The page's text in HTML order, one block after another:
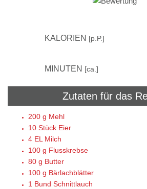
KALORIEN [p.P.]
MINUTEN [ca.]
Zutaten für das
200 g Mehl
10 Stück Eier
4 EL Milch
100 g Flusskrebse
80 g Butter
100 g Bärlachblätter
1 Bund Schnittlauch